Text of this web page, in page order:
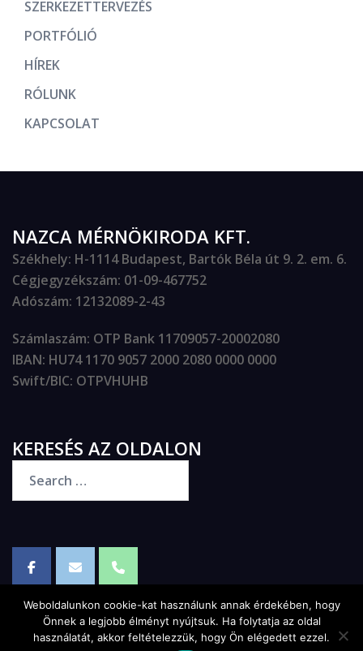
SZERKEZETTERVEZÉS
PORTFÓLIÓ
HÍREK
RÓLUNK
KAPCSOLAT
NAZCA MÉRNÖKIRODA KFT.
Székhely: H-1114 Budapest, Bartók Béla út 9. 2. em. 6.
Cégjegyzékszám: 01-09-467752
Adószám: 12132089-2-43
Számlaszám: OTP Bank 11709057-20002080
IBAN: HU74 1170 9057 2000 2080 0000 0000
Swift/BIC: OTPVHUHB
KERESÉS AZ OLDALON
Weboldalunkon cookie-kat használunk annak érdekében, hogy
Önnek a legjobb élményt nyújtsuk. Ha folytatja az oldal
használatát, akkor feltételezzük, hogy Ön elégedett ezzel.